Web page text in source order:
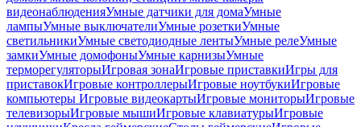
видеонаблюденияУмные датчики для домаУмные
лампыУмные выключателиУмные розеткиУмные
светильникиУмные светодиодные лентыУмные релеУмные
замкиУмные домофоныУмные карнизыУмные
терморегуляторыИгровая зонаИгровые приставкиИгры для
приставокИгровые контроллерыИгровые ноутбукиИгровые
компьютеры Игровые видеокартыИгровые мониторыИгровые
телевизорыИгровые мышиИгровые клавиатурыИгровые